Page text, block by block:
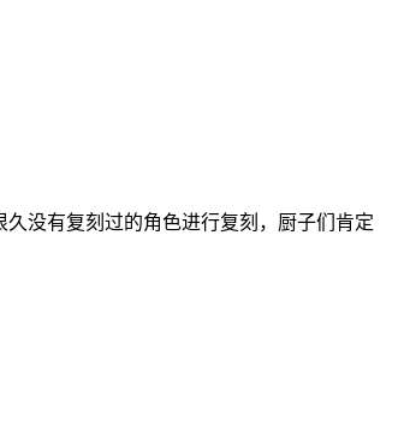
没有复刻过的角色进行复刻，厨子们肯定